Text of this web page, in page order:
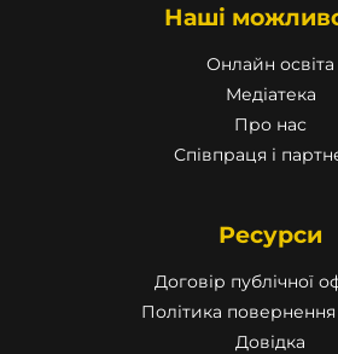
Наші
Онлайн освіта
Медіатека
Про нас
Співпраця і
Ресурси
Договір публічної
Політика повернення
Довідка